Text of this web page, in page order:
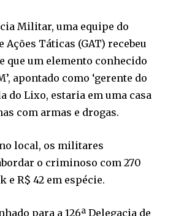
Militar, uma equipe do
Ações Táticas (GAT) recebeu
que um elemento conhecido
apontado como ‘gerente do
do Lixo, estaria em uma casa
com armas e drogas.
local, os militares
o criminoso com 270
e R$ 42 em espécie.
para a 126ª Delegacia de